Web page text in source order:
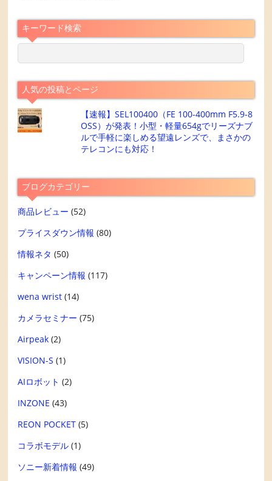
キーワード検索
人気の投稿とページ
【速報】SEL100400（FE 100-400mm F5.9-8
OSS）が発表！小型・軽量654gでリーズナブ
ルで手軽に楽しめる望遠レンズで、まさかの
テレコンにも対応！
ブログカテゴリー
商品レビュー (52)
プライスダウン情報 (80)
情報ネタ (50)
キャンペーン情報 (117)
wena wrist (14)
カメラセミナー (75)
Airpeak (2)
VISION-S (1)
AIロボット (2)
INZONE (43)
REON POCKET (5)
コラボモデル (1)
ソニー新着情報 (49)